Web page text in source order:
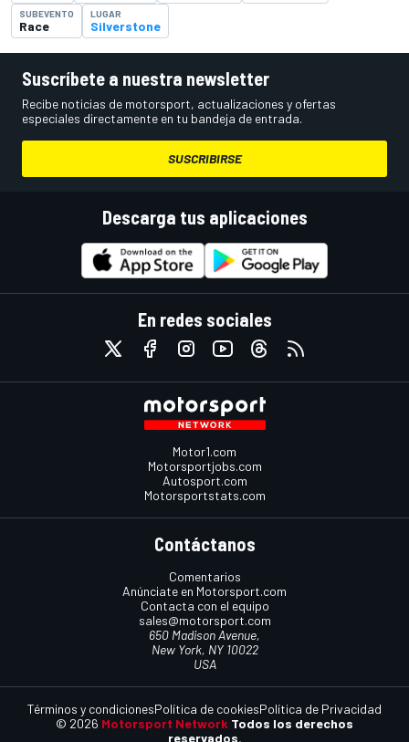
SUBEVENTO
Race
LUGAR
Silverstone
Suscríbete a nuestra newsletter
Recibe noticias de motorsport, actualizaciones y ofertas
especiales directamente en tu bandeja de entrada.
SUSCRIBIRSE
Descarga tus aplicaciones
En redes sociales
Motor1.com
Motorsportjobs.com
Autosport.com
Motorsportstats.com
Contáctanos
Comentarios
Anúnciate en Motorsport.com
Contacta con el equipo
sales@motorsport.com
650 Madison Avenue,
New York, NY 10022
USA
© 2026 Motorsport Network Todos los derechos
reservados.
Términos y condicionesPolítica de cookiesPolítica de Privacidad